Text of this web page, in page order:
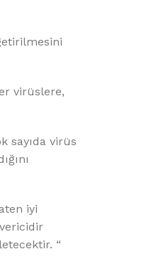
virüslere,
sayıda virüs
iyi
“